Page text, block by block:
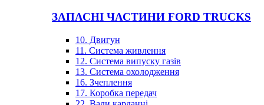
ЗАПАСНІ ЧАСТИНИ FORD TRUCKS
10. Двигун
11. Система живлення
12. Система випуску газів
13. Система охолодження
16. Зчеплення
17. Коробка передач